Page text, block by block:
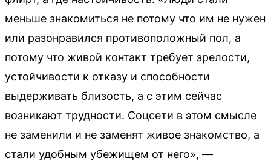
меньше знакомиться не потому что им не нужен
или разонравился противоположный пол, а
потому что живой контакт требует зрелости,
устойчивости к отказу и способности
выдерживать близость, а с этим сейчас
возникают трудности. Соцсети в этом смысле
не заменили и не заменят живое знакомство, а
стали удобным убежищем от него», —